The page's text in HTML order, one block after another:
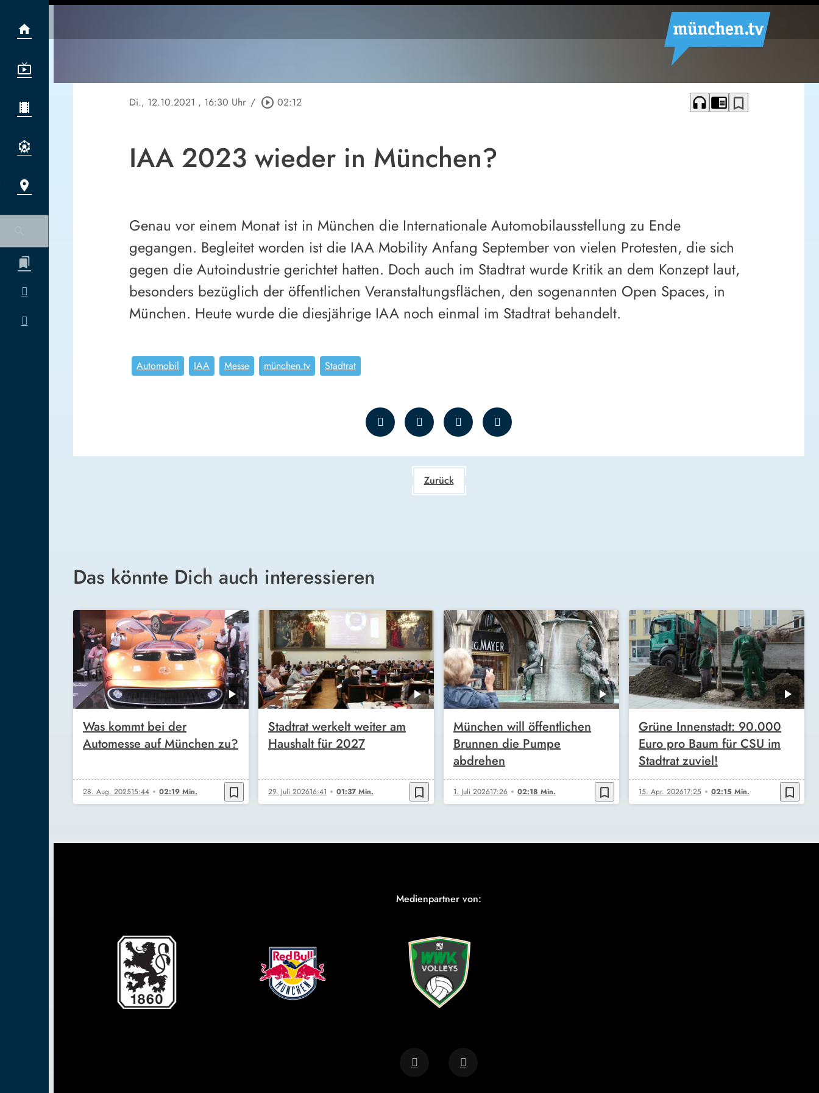
Di., 12.10.2021 , 16:30 Uhr / play_circle_outline 02:12 headphones chrome_reader_mode bookmark_border
IAA 2023 wieder in München?
Genau vor einem Monat ist in München die Internationale Automobilausstellung zu Ende
gegangen. Begleitet worden ist die IAA Mobility Anfang September von vielen Protesten, die sich
gegen die Autoindustrie gerichtet hatten. Doch auch im Stadtrat wurde Kritik an dem Konzept laut,
besonders bezüglich der öffentlichen Veranstaltungsflächen, den sogenannten Open Spaces, in
München. Heute wurde die diesjährige IAA noch einmal im Stadtrat behandelt.
Automobil IAA Messe münchen.tv Stadtrat
Zurück
Das könnte Dich auch interessieren
Was kommt bei der
Automesse auf München zu?
28. Aug. 202515:44 02:19 Min. bookmark_border
Stadtrat werkelt weiter am
Haushalt für 2027
29. Juli 202616:41 01:37 Min. bookmark_border
München will öffentlichen
Brunnen die Pumpe
abdrehen
1. Juli 202617:26 02:18 Min. bookmark_border
Grüne Innenstadt: 90.000
Euro pro Baum für CSU im
Stadtrat zuviel!
15. Apr. 202617:25 02:15 Min. bookmark_border
Medienpartner von: